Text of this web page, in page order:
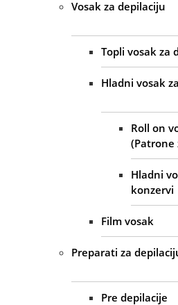
Vosak za depilaciju
Topli vosak za
Hladni vosak
Roll on
(Patrone
Hladni
konzervi
Film vosak
Preparati za
Pre depilacije